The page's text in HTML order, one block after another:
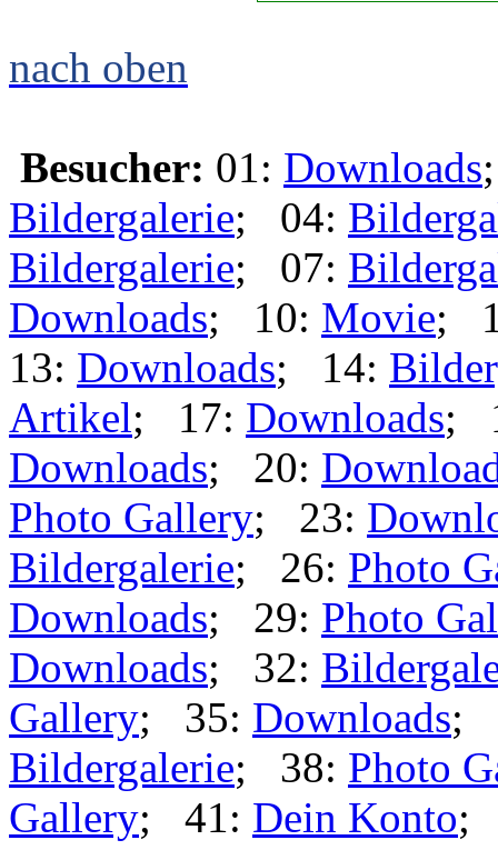
nach oben
Besucher: 01: Downloads
Bildergalerie; 04:
Bildergalerie; 07:
Downloads; 10: Movie;
13: Downloads; 14:
Artikel; 17: Downloads;
Downloads; 20:
Photo Gallery; 23:
Bildergalerie; 26: Photo
Downloads; 29: Photo
Downloads; 32:
Gallery; 35: Downloads;
Bildergalerie; 38: Photo
Gallery; 41: Dein Konto;